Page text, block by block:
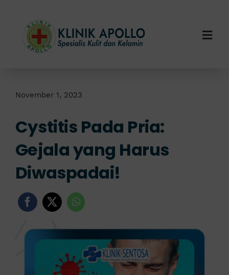
content
Layanan Kami
Info Klinik
November 1, 2023
Cystitis Pada Pria:
Gejala yang Harus
Diwaspadai!